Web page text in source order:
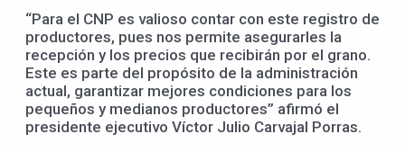
“Para el CNP es valioso contar con este registro de
productores, pues nos permite asegurarles la
recepción y los precios que recibirán por el grano.
Este es parte del propósito de la administración
actual, garantizar mejores condiciones para los
pequeños y medianos productores” afirmó el
presidente ejecutivo Víctor Julio Carvajal Porras.